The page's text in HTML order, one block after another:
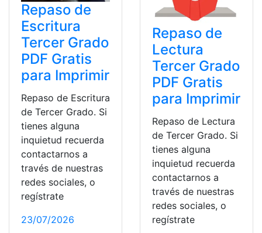
Repaso de
Escritura
Tercer Grado
PDF Gratis
para Imprimir
Repaso de Escritura
de Tercer Grado. Si
tienes alguna
inquietud recuerda
contactarnos a
través de nuestras
redes sociales, o
regístrate
23/07/2026
Repaso de
Lectura
Tercer Grado
PDF Gratis
para Imprimir
Repaso de Lectura
de Tercer Grado. Si
tienes alguna
inquietud recuerda
contactarnos a
través de nuestras
redes sociales, o
regístrate